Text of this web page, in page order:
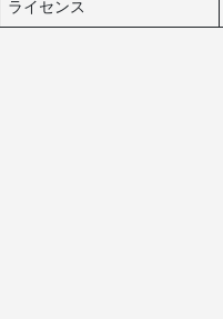
ライセンス